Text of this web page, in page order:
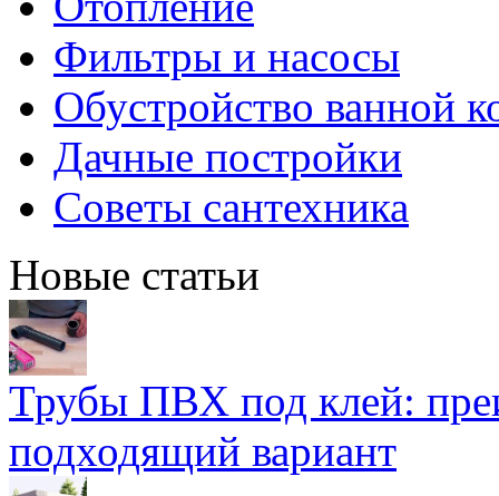
Фильтры и насосы
Обустройство ванной
Дачные постройки
Советы сантехника
Новые статьи
Трубы ПВХ под клей:
подходящий вариант